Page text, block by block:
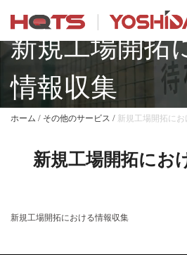
新規工場開拓
情報収集
ホーム / その他のサービス / 新規工場開拓にお
新規工場開拓にお
新規工場開拓における情報収集